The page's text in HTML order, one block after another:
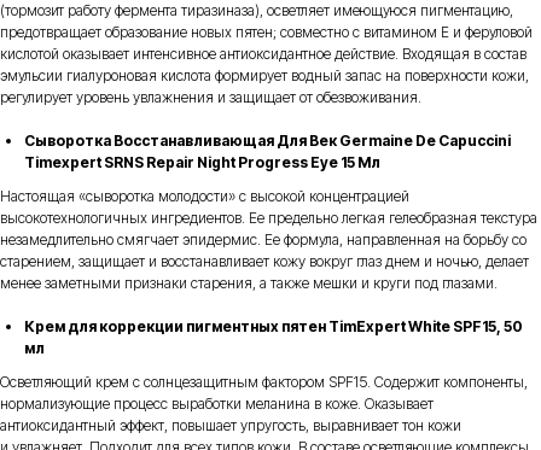
(тормозит работу фермента тиразиназа), осветляет имеющуюся пигментацию,
предотвращает образование новых пятен; совместно с витамином Е и феруловой
кислотой оказывает интенсивное антиоксидантное действие. Входящая в состав
эмульсии гиалуроновая кислота формирует водный запас на поверхности кожи,
регулирует уровень увлажнения и защищает от обезвоживания.
Сыворотка Восстанавливающая Для Век Germaine De Capuccini
Timexpert SRNS Repair Night Progress Eye 15 Мл
Настоящая «сыворотка молодости» с высокой концентрацией
высокотехнологичных ингредиентов. Ее предельно легкая гелеобразная текстура
незамедлительно смягчает эпидермис. Ее формула, направленная на борьбу со
старением, защищает и восстанавливает кожу вокруг глаз днем и ночью, делает
менее заметными признаки старения, а также мешки и круги под глазами.
Крем для коррекции пигментных пятен TimExpert White SPF15, 50
мл
Осветляющий крем с солнцезащитным фактором SPF15. Содержит компоненты,
нормализующие процесс выработки меланина в коже. Оказывает
антиоксидантный эффект, повышает упругость, выравнивает тон кожи